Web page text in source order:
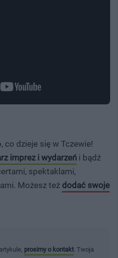
co dzieje się w Tczewie!
imprez i wydarzeń i bądź
spektaklami,
Możesz też dodać swoje
prosimy o kontakt . Twoja